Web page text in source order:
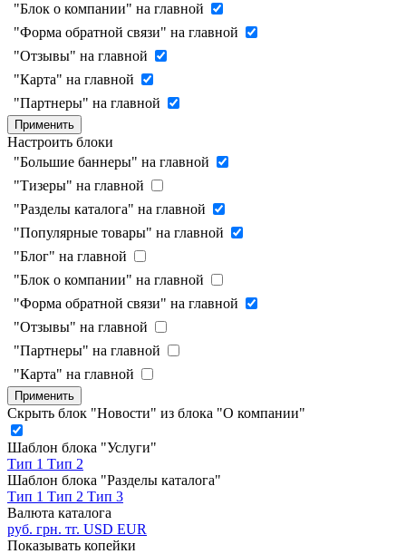
"Блок о компании" на главной
"Форма обратной связи" на главной
"Отзывы" на главной
"Карта" на главной
"Партнеры" на главной
Применить
Настроить блоки
"Большие баннеры" на главной
"Тизеры" на главной
"Разделы каталога" на главной
"Популярные товары" на главной
"Блог" на главной
"Блок о компании" на главной
"Форма обратной связи" на главной
"Отзывы" на главной
"Партнеры" на главной
"Карта" на главной
Применить
Скрыть блок "Новости" из блока "О компании"
Шаблон блока "Услуги"
Тип 1 Тип 2
Шаблон блока "Разделы каталога"
Тип 1 Тип 2 Тип 3
Валюта каталога
руб. грн. тг. USD EUR
Показывать копейки